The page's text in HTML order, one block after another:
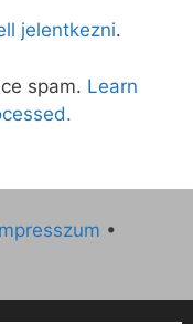
jelentkezni.
spam. Learn
•